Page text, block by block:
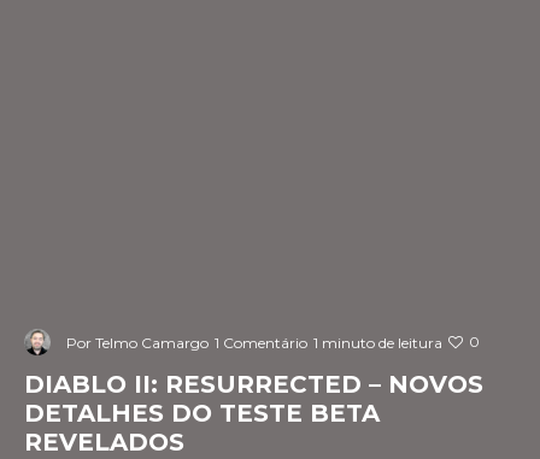
Por Telmo Camargo 1 Comentário 1 minuto de leitura 0
DIABLO II: RESURRECTED – NOVOS
DETALHES DO TESTE BETA
REVELADOS